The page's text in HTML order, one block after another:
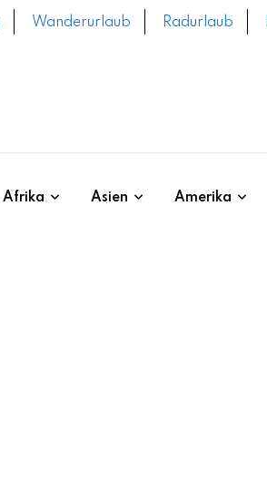
Wanderurlaub Radurlaub
Afrika Asien Amerika